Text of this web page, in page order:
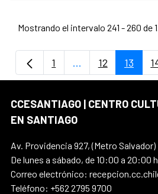
Mostrando el intervalo 241 - 260 de
Página
1 ...PáginasPágina
12 13
CCESANTIAGO | CENTRO
EN SANTIAGO
Av. Providencia 927, (Metro Salvador)
De lunes a sábado, de 10:00 a 20:00 h
Correo electrónico:
Teléfono: +562 2795 9700